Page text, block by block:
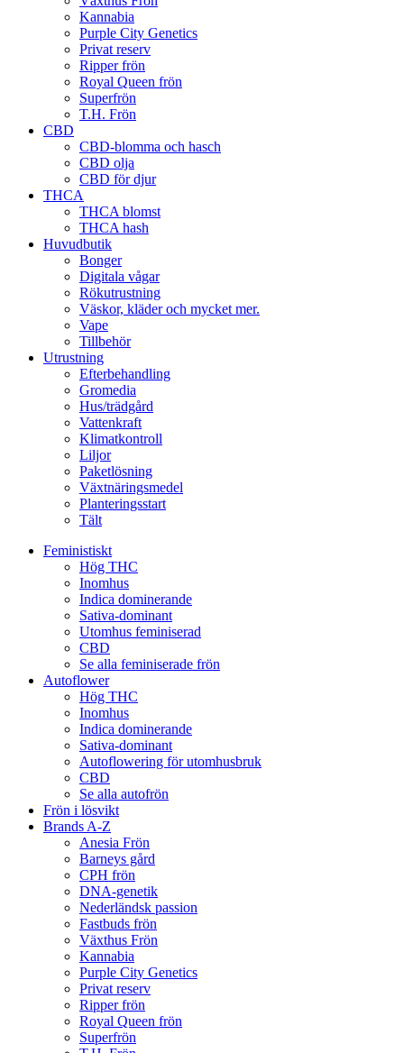
Kannabia
Purple City Genetics
Privat reserv
Ripper frön
Royal Queen frön
Superfrön
T.H. Frön
CBD
CBD-blomma och hasch
CBD olja
CBD för djur
THCA
THCA blomst
THCA hash
Huvudbutik
Bonger
Digitala vågar
Rökutrustning
Väskor, kläder och mycket mer.
Vape
Tillbehör
Utrustning
Efterbehandling
Gromedia
Hus/trädgård
Vattenkraft
Klimatkontroll
Liljor
Paketlösning
Växtnäringsmedel
Planteringsstart
Tält
Feministiskt
Hög THC
Inomhus
Indica dominerande
Sativa-dominant
Utomhus feminiserad
CBD
Se alla feminiserade frön
Autoflower
Hög THC
Inomhus
Indica dominerande
Sativa-dominant
Autoflowering för utomhusbruk
CBD
Se alla autofrön
Frön i lösvikt
Brands A-Z
Anesia Frön
Barneys gård
CPH frön
DNA-genetik
Nederländsk passion
Fastbuds frön
Växthus Frön
Kannabia
Purple City Genetics
Privat reserv
Ripper frön
Royal Queen frön
Superfrön